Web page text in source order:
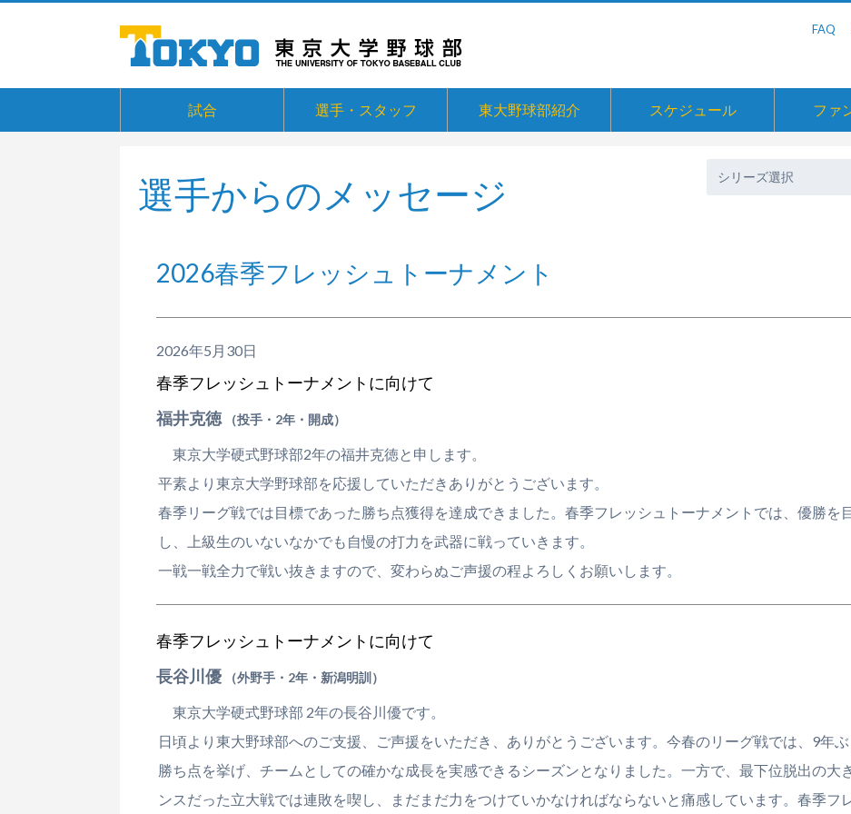
FAQ
試合 選手・スタッフ 東大野球部紹介 スケジュール ファ
選手からのメッセージ
2026春季フレッシュトーナメント
2026年5月30日
春季フレッシュトーナメントに向けて
福井克徳 （投手・2年・開成）
東京大学硬式野球部2年の福井克徳と申します。
平素より東京大学野球部を応援していただきありがとうございます。
春季リーグ戦では目標であった勝ち点獲得を達成できました。春季フレッシュトーナメントでは、優勝を
し、上級生のいないなかでも自慢の打力を武器に戦っていきます。
一戦一戦全力で戦い抜きますので、変わらぬご声援の程よろしくお願いします。
春季フレッシュトーナメントに向けて
長谷川優 （外野手・2年・新潟明訓）
東京大学硬式野球部 2年の長谷川優です。
日頃より東大野球部へのご支援、ご声援をいただき、ありがとうございます。今春のリーグ戦では、9年
勝ち点を挙げ、チームとしての確かな成長を実感できるシーズンとなりました。一方で、最下位脱出の大
ンスだった立大戦では連敗を喫し、まだまだ力をつけていかなければならないと痛感しています。春季フ